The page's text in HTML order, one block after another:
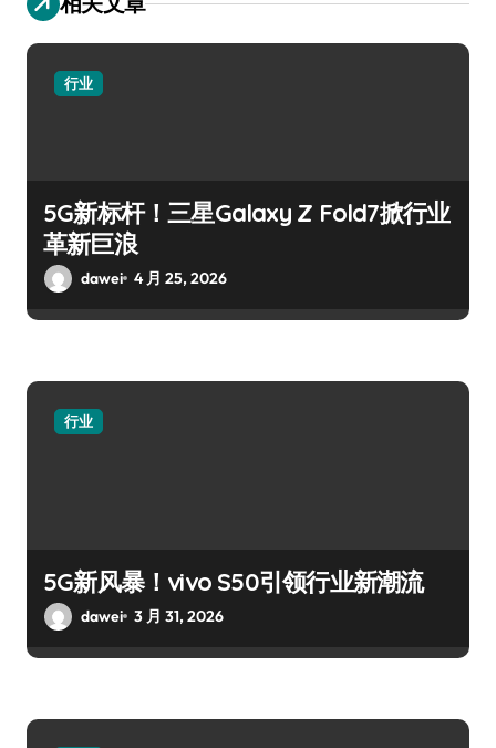
行业
5G新标杆！三星Galaxy Z Fold7掀行业
革新巨浪
dawei 4 月 25, 2026
行业
5G新风暴！vivo S50引领行业新潮流
dawei 3 月 31, 2026